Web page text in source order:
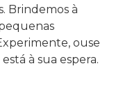
Brindemos à
ouse
à sua espera.